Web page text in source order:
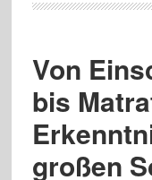
Von
bis
großen